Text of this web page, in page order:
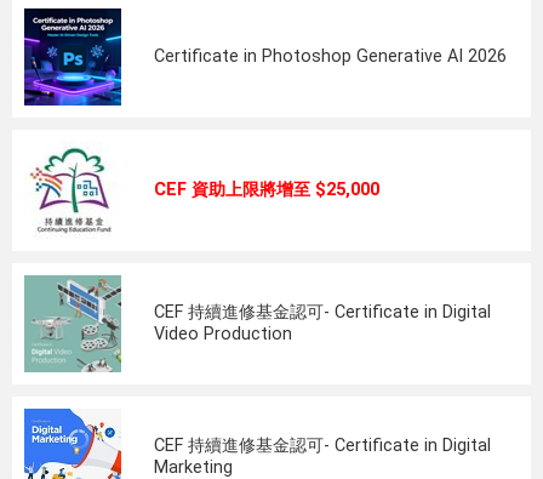
Certificate in Photoshop Generative AI 2026
CEF 資助上限將增至 $25,000
CEF 持續進修基金認可- Certificate in Digital
Video Production
CEF 持續進修基金認可- Certificate in Digital
Marketing